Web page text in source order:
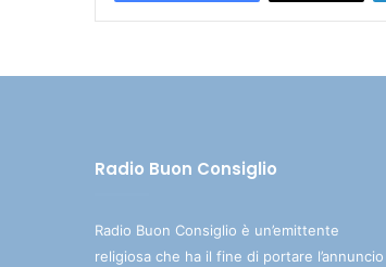
Radio Buon Consiglio
Radio Buon Consiglio è un’emittente
religiosa che ha il fine di portare l’annuncio